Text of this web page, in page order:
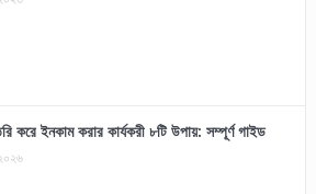
করে ইনকাম করার কার্যকরী ৮টি উপায়: সম্পূর্ণ গাইড